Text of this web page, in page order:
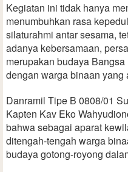
Kegiatan ini tidak hanya
menumbuhkan rasa
silaturahmi antar sesama,
adanya kebersamaan,
merupakan budaya
dengan warga binaan yang
Danramil Tipe B 0808/01
Kapten Kav Eko
bahwa sebagai aparat
ditengah-tengah warga
budaya gotong-royong